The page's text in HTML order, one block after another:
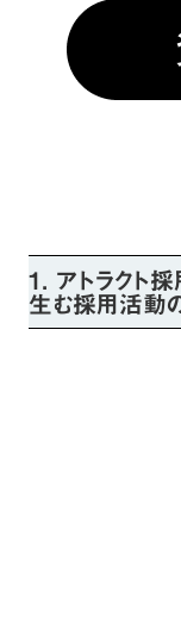
1. アトラクト
生む採用活動